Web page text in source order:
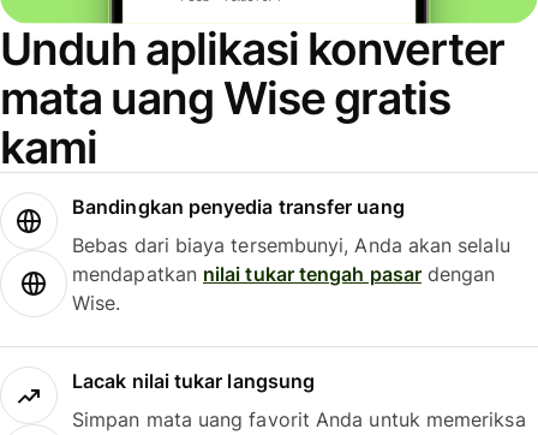
Unduh aplikasi konverter
mata uang Wise gratis
kami
Bandingkan penyedia transfer uang
Bebas dari biaya tersembunyi, Anda akan selalu
mendapatkan nilai tukar tengah pasardengan
Wise.
Lacak nilai tukar langsung
Simpan mata uang favorit Anda untuk memeriksa